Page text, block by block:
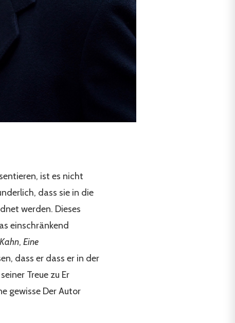
ist es nicht
dass sie in die
werden. Dieses
einschränkend
, Eine
dass er dass er in der
Treue zu Er
gewisse Der Autor